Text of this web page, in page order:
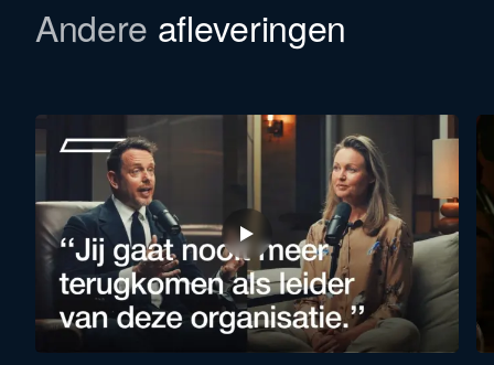
In deze aflevering verwijzen we naar een
resultaten in je eigen organisatie. We e-mailen je
het werkboek vol praktische opdrachten graag toe.
Voornaam
Achternaam
Functie *
Andere afleveringen